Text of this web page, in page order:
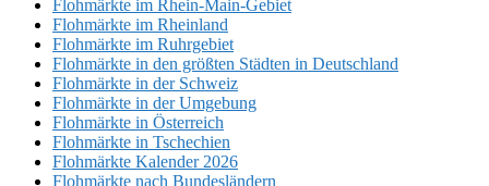
Flohmärkte im Rhein-Main-Gebiet
Flohmärkte im Rheinland
Flohmärkte im Ruhrgebiet
Flohmärkte in den größten Städten in Deutschland
Flohmärkte in der Schweiz
Flohmärkte in der Umgebung
Flohmärkte in Österreich
Flohmärkte in Tschechien
Flohmärkte Kalender 2026
Flohmärkte nach Bundesländern